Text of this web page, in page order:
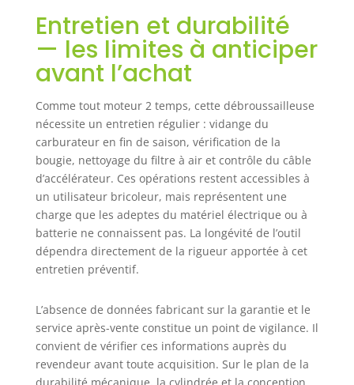
Entretien et durabilité
— les limites à anticiper
avant l’achat
Comme tout moteur 2 temps, cette débroussailleuse
nécessite un entretien régulier : vidange du
carburateur en fin de saison, vérification de la
bougie, nettoyage du filtre à air et contrôle du câble
d’accélérateur. Ces opérations restent accessibles à
un utilisateur bricoleur, mais représentent une
charge que les adeptes du matériel électrique ou à
batterie ne connaissent pas. La longévité de l’outil
dépendra directement de la rigueur apportée à cet
entretien préventif.
L’absence de données fabricant sur la garantie et le
service après-vente constitue un point de vigilance. Il
convient de vérifier ces informations auprès du
revendeur avant toute acquisition. Sur le plan de la